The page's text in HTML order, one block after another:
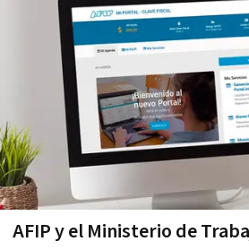
AFIP y el Ministerio de